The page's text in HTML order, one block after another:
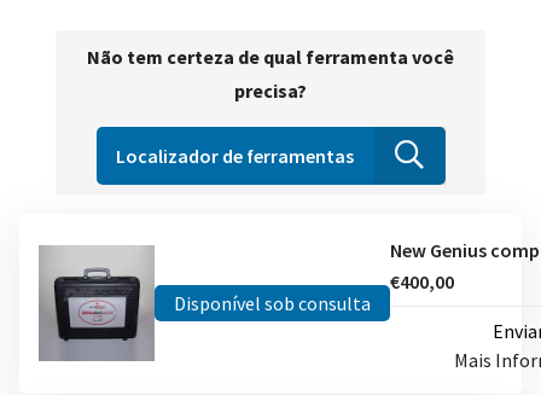
Não tem certeza de qual ferramenta você
precisa?
Localizador de ferramentas
Disponível sob consulta
€400,00
Mais